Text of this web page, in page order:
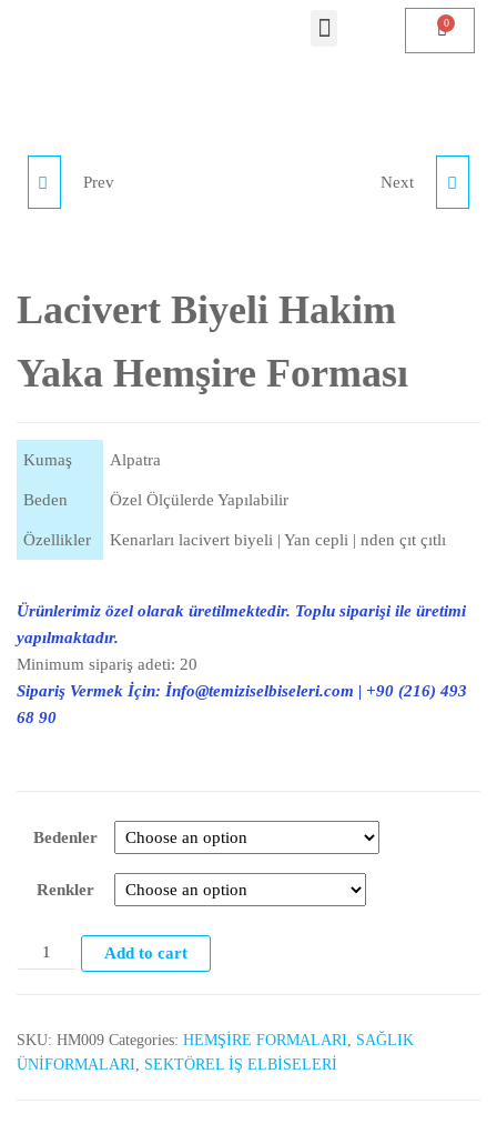
V YAKA İŞ TIŞÖRTÜ
Prev REFLEKTÖRLÜ İŞNext
Lacivert Biyeli Hakim
Yaka Hemşire Forması
Kumaş Alpatra
Beden Özel Ölçülerde Yapılabilir
Özellikler Kenarları lacivert biyeli | Yan cepli | nden çıt çıtlı
Ürünlerimiz özel olarak üretilmektedir. Toplu siparişi ile üretimi
yapılmaktadır.
Minimum sipariş adeti: 20
Sipariş Vermek İçin: İnfo@temiziselbiseleri.com | +90 (216) 493
68 90
Bedenler
Renkler
Add to cart
SKU: HM009 Categories: HEMŞİRE FORMALARI, SAĞLIK
ÜNİFORMALARI, SEKTÖREL İŞ ELBİSELERİ